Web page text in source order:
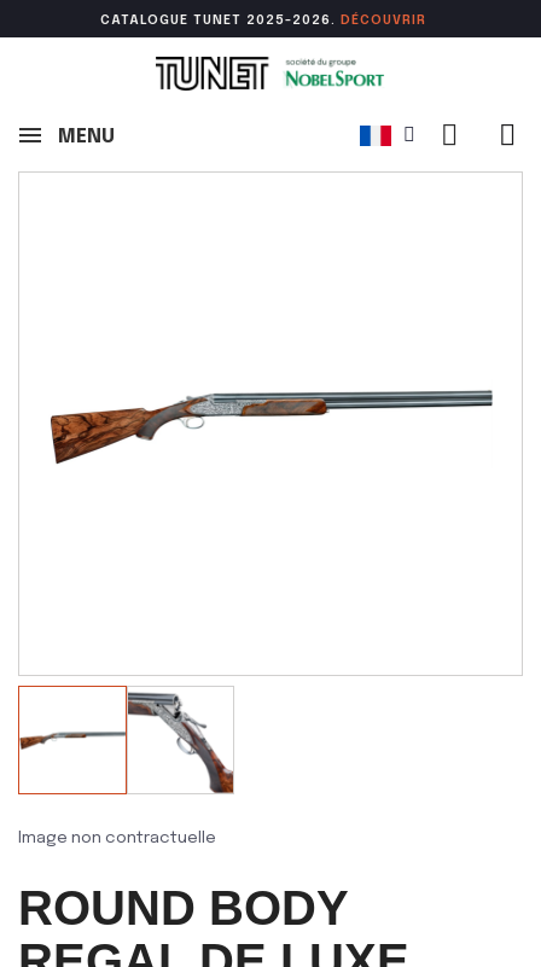
CATALOGUE TUNET 2025-2026. DÉCOUVR IR
MENU
Image non contractuelle
ROUND BODY